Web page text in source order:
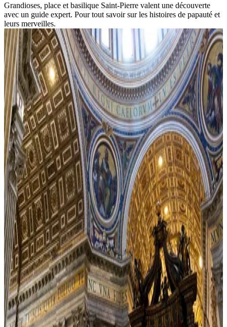
Grandioses, place et basilique Saint-Pierre valent une découverte
avec un guide expert. Pour tout savoir sur les histoires de papauté et
leurs merveilles.